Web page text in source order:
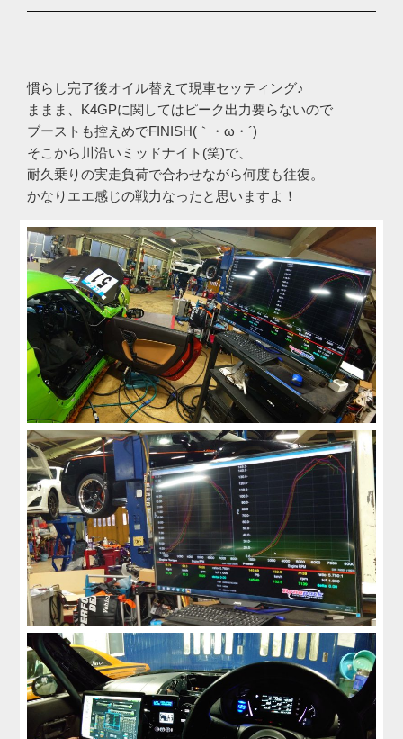
慣らし完了後オイル替えて現車セッティング♪
ままま、K4GPに関してはピーク出力要らないので
ブーストも控えめでFINISH(｀・ω・´)ゞ
そこから川沿いミッドナイト(笑)で、
耐久乗りの実走負荷で合わせながら何度も往復。
かなりエエ感じの戦力なったと思いますよ！